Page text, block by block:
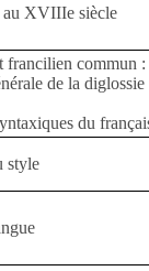
au XVIIIe siècle
francilien commun
de la diglossie
du
style